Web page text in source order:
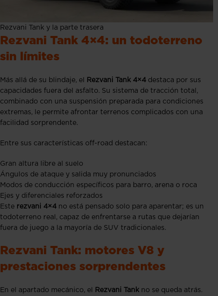
Rezvani Tank y la parte trasera
Rezvani Tank 4×4: un todoterreno
sin límites
Más allá de su blindaje, el Rezvani Tank 4×4 destaca por sus
capacidades fuera del asfalto. Su sistema de tracción total,
combinado con una suspensión preparada para condiciones
extremas, le permite afrontar terrenos complicados con una
facilidad sorprendente.
Entre sus características off-road destacan:
Gran altura libre al suelo
Ángulos de ataque y salida muy pronunciados
Modos de conducción específicos para barro, arena o roca
Ejes y diferenciales reforzados
Este rezvani 4×4 no está pensado solo para aparentar; es un
todoterreno real, capaz de enfrentarse a rutas que dejarían
fuera de juego a la mayoría de SUV tradicionales.
Rezvani Tank: motores V8 y
prestaciones sorprendentes
En el apartado mecánico, el Rezvani Tank no se queda atrás.